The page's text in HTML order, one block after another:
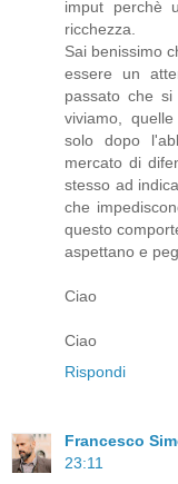
imput perchè
ricchezza.
Sai benissimo
essere un
passato che
viviamo,
solo dopo
mercato di
stesso ad
che
questo
aspettano e
Ciao
Ciao
Rispondi
Francesco
23:11